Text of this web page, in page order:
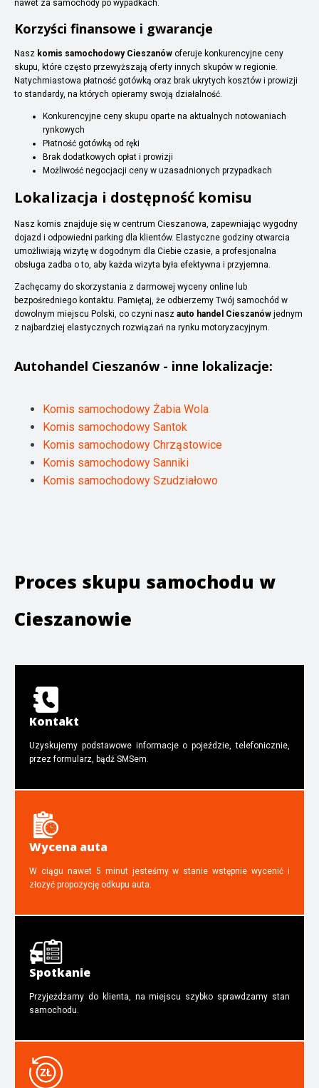
nawet za samochody po wypadkach.
Korzyści finansowe i gwarancje
Nasz komis samochodowy Cieszanów oferuje konkurencyjne ceny
skupu, które często przewyższają oferty innych skupów w regionie.
Natychmiastowa płatność gotówką oraz brak ukrytych kosztów i prowizji
to standardy, na których opieramy swoją działalność.
Konkurencyjne ceny skupu oparte na aktualnych notowaniach
rynkowych
Płatność gotówką od ręki
Brak dodatkowych opłat i prowizji
Możliwość negocjacji ceny w uzasadnionych przypadkach
Lokalizacja i dostępność komisu
Nasz komis znajduje się w centrum Cieszanowa, zapewniając wygodny
dojazd i odpowiedni parking dla klientów. Elastyczne godziny otwarcia
umożliwiają wizytę w dogodnym dla Ciebie czasie, a profesjonalna
obsługa zadba o to, aby każda wizyta była efektywna i przyjemna.
Zachęcamy do skorzystania z darmowej wyceny online lub
bezpośredniego kontaktu. Pamiętaj, że odbierzemy Twój samochód w
dowolnym miejscu Polski, co czyni nasz auto handel Cieszanów jednym
z najbardziej elastycznych rozwiązań na rynku motoryzacyjnym.
Autohandel Cieszanów - inne lokalizacje:
Komis samochodowy Żabia Wola
Komis samochodowy Santok
Komis samochodowy Chrząstowice
Komis samochodowy Sanniki
Komis samochodowy Szudziałowo
Proces skupu samochodu w
Cieszanowie
Kontakt
Uzyskujemy podstawowe informacje o pojeździe, telefonicznie,
przez formularz, bądź SMSem.
Wycena auta
W ciągu nawet 5 minut jesteśmy w stanie wstępnie wycenić i
złozyć propozycję odkupu auta.
Spotkanie
Przyjeżdżamy do klienta, na miejscu szybko sprawdzamy stan
samochodu.